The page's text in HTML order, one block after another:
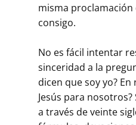
misma proclamación
consigo.
No es fácil intentar
sinceridad a la
dicen que soy yo?
Jesús para
a través de veinte